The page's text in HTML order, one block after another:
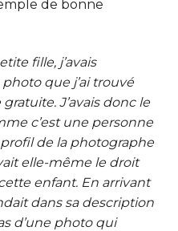
de bonne
fille, j’avais
que j’ai trouvé
J’avais donc le
c’est une personne
de la photographe
elle-même le droit
enfant. En arrivant
dans sa description
d’une photo qui